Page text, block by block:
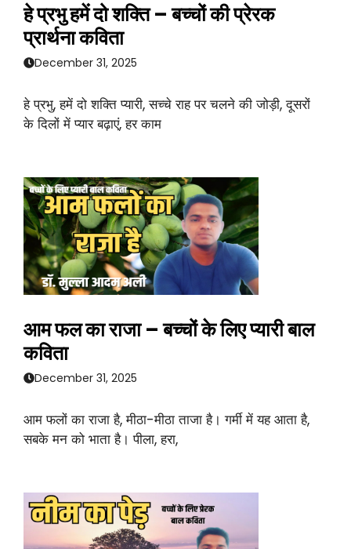
हे प्रभु हमें दो शक्ति – बच्चों की प्रेरक
प्रार्थना कविता
December 31, 2025
हे प्रभु, हमें दो शक्ति प्यारी, सच्चे राह पर चलने की जोड़ी, दूसरों
के दिलों में प्यार बढ़ाएं, हर काम
आम फल का राजा – बच्चों के लिए प्यारी बाल
कविता
December 31, 2025
आम फलों का राजा है, मीठा-मीठा ताजा है। गर्मी में यह आता है,
सबके मन को भाता है। पीला, हरा,